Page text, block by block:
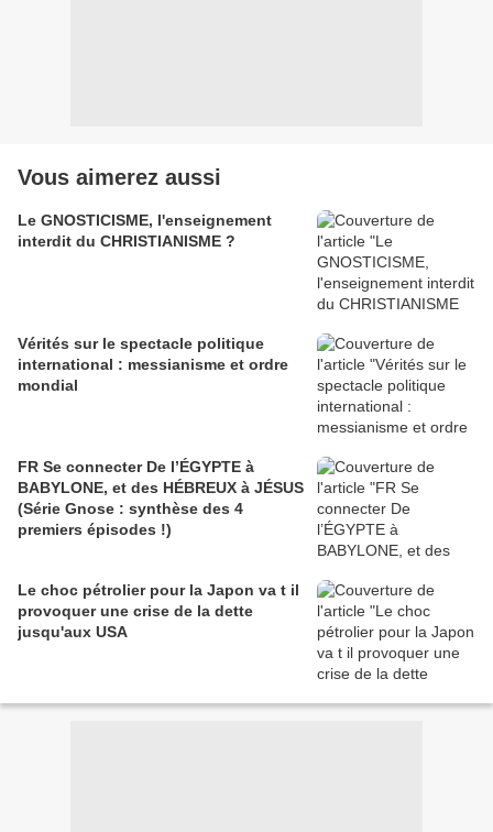
Vous aimerez aussi
Le GNOSTICISME, l'enseignement
interdit du CHRISTIANISME ?
Vérités sur le spectacle politique
international : messianisme et ordre
mondial
FR Se connecter De l’ÉGYPTE à
BABYLONE, et des HÉBREUX à JÉSUS
(Série Gnose : synthèse des 4
premiers épisodes !)
Le choc pétrolier pour la Japon va t il
provoquer une crise de la dette
jusqu'aux USA